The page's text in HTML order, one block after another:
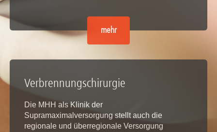
mehr
Verbrennungschirurgie
Die MHH als Klinik der
Supramaximalversorgung stellt auch die
regionale und überregionale Versorgung